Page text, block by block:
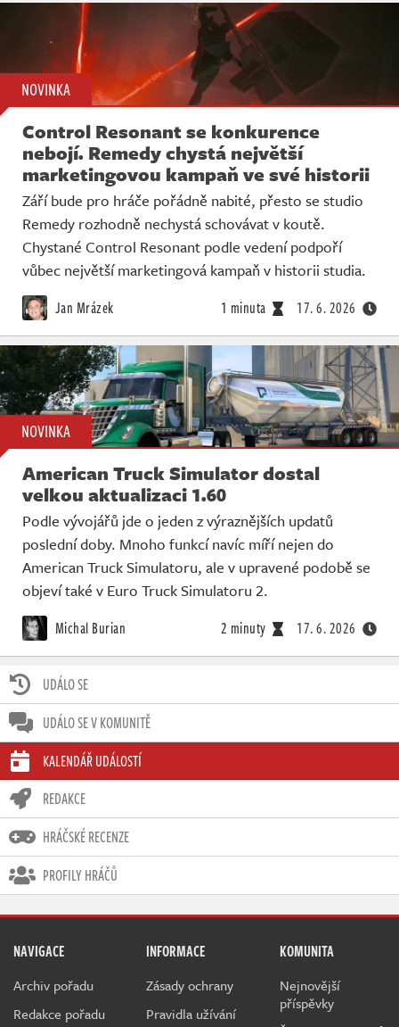
UDÁLO SE
UDÁLO SE V KOMUNITĚ
KALENDÁŘ UDÁLOSTÍ
REDAKCE
HRÁČSKÉ RECENZE
PROFILY HRÁČŮ
NOVINKA
Control Resonant se konkurence
nebojí. Remedy chystá největší
marketingovou kampaň ve své historii
Září bude pro hráče pořádně nabité, přesto se studio
Remedy rozhodně nechystá schovávat v koutě.
Chystané Control Resonant podle vedení podpoří
vůbec největší marketingová kampaň v historii studia.
Jan Mrázek 1 minuta 17. 6. 2026
NOVINKA
American Truck Simulator dostal
velkou aktualizaci 1.60
Podle vývojářů jde o jeden z výraznějších updatů
poslední doby. Mnoho funkcí navíc míří nejen do
American Truck Simulatoru, ale v upravené podobě se
objeví také v Euro Truck Simulatoru 2.
Michal Burian 2 minuty 17. 6. 2026
NAVIGACE
Archiv pořadu
Redakce pořadu
INFORMACE
Zásady ochrany
Pravidla užívání
KOMUNITA
Nejnovější
příspěvky